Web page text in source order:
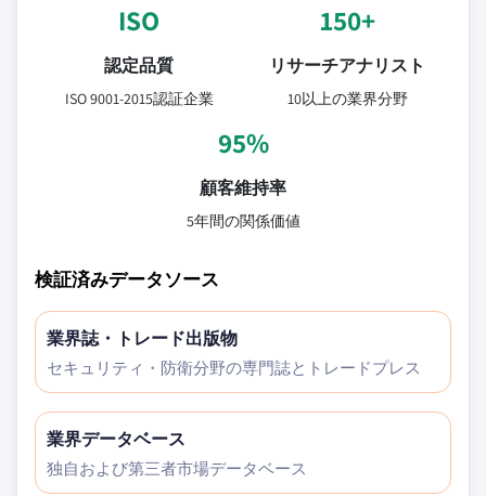
ISO
認定品質
ISO 9001-2015認証企業
150+
リサーチアナリスト
10以上の業界分野
95%
顧客維持率
5年間の関係価値
検証済みデータソース
業界誌・トレード出版物
セキュリティ・防衛分野の専門誌とトレードプレス
業界データベース
独自および第三者市場データベース